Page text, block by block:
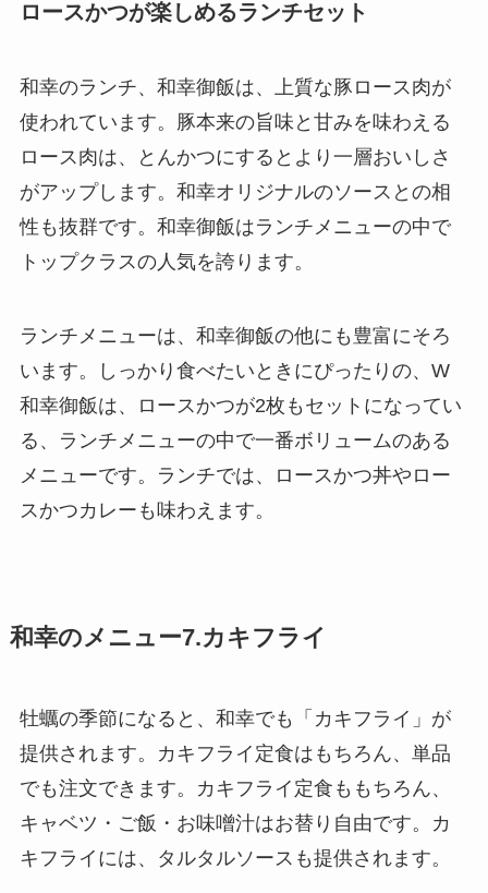
ロースかつが楽しめるランチセット
和幸のランチ、和幸御飯は、上質な豚ロース肉が
使われています。豚本来の旨味と甘みを味わえる
ロース肉は、とんかつにするとより一層おいしさ
がアップします。和幸オリジナルのソースとの相
性も抜群です。和幸御飯はランチメニューの中で
トップクラスの人気を誇ります。
ランチメニューは、和幸御飯の他にも豊富にそろ
います。しっかり食べたいときにぴったりの、W
和幸御飯は、ロースかつが2枚もセットになってい
る、ランチメニューの中で一番ボリュームのある
メニューです。ランチでは、ロースかつ丼やロー
スかつカレーも味わえます。
和幸のメニュー7.カキフライ
牡蠣の季節になると、和幸でも「カキフライ」が
提供されます。カキフライ定食はもちろん、単品
でも注文できます。カキフライ定食ももちろん、
キャベツ・ご飯・お味噌汁はお替り自由です。カ
キフライには、タルタルソースも提供されます。